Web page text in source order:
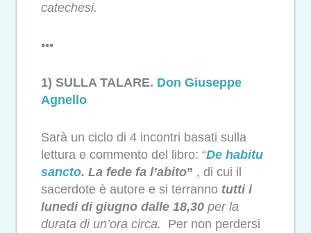
catechesi.
•••
1) SULLA TALARE. Don Giuseppe
Agnello
Sarà un ciclo di 4 incontri basati sulla
lettura e commento del libro: “De habitu
sancto. La fede fa l’abito” , di cui il
sacerdote è autore e si terranno tutti i
lunedi di giugno dalle 18,30 per la
durata di un’ora circa. Per non perdersi